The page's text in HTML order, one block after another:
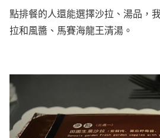
點排餐的人還能選擇沙拉、湯品，
拉和風醬、馬賽海龍王清湯。